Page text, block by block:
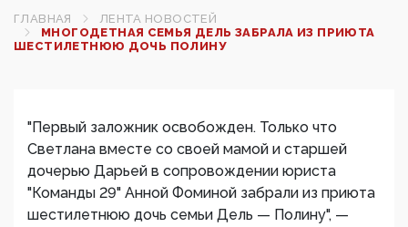
ГЛАВНАЯ
ЛЕНТА НОВОСТЕЙ
МНОГОДЕТНАЯ СЕМЬЯ ДЕЛЬ ЗАБРАЛА ИЗ ПРИЮТА
ШЕСТИЛЕТНЮЮ ДОЧЬ ПОЛИНУ‍
"Первый заложник освобожден. Только что
Светлана вместе со своей мамой и старшей
дочерью Дарьей в сопровождении юриста
"Команды 29" Анной Фоминой забрали из приюта
шестилетнюю дочь семьи Дель — Полину", —